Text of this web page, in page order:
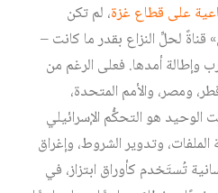
على قطاع غزة، لم تكن
لحلِّ النزاع بقدر ما كانت –
وإطالة أمدها. فعلى الرغم من
ومصر، والأمم المتحدة،
الوحيد هو التحكُّم الإسرائيلي
وتدوير الشروط، وإغراق
تُستَخدم كأوراق ابتزاز، في